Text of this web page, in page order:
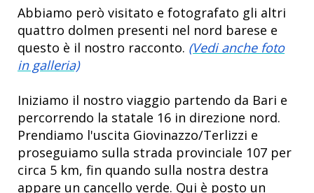
Abbiamo però visitato e fotografato gli altri
quattro dolmen presenti nel nord barese e
questo è il nostro racconto. (Vedi anche foto
in galleria)
Iniziamo il nostro viaggio partendo da Bari e
percorrendo la statale 16 in direzione nord.
Prendiamo l'uscita Giovinazzo/Terlizzi e
proseguiamo sulla strada provinciale 107 per
circa 5 km, fin quando sulla nostra destra
appare un cancello verde. Qui è posto un